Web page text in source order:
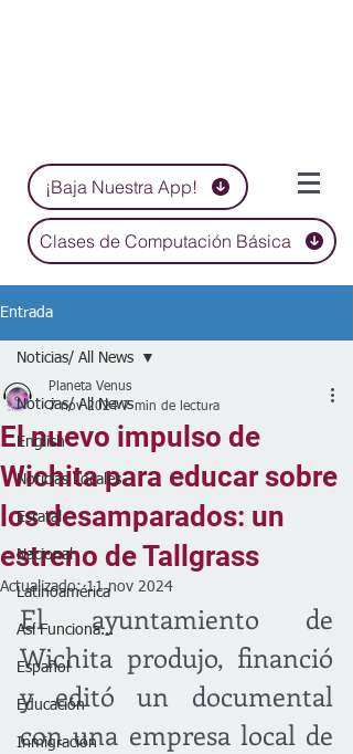
¡Baja Nuestra App!
Clases de Computación Básica
Entrada
Noticias/ All News
English
Noticias Locales
Estatal
Nacional
Latinoamérica
Así Funciona...
Español
Educación
Inmigración
Noticias/ All News
El nuevo impulso de
Wichita para educar sobre
los desamparados: un
estreno de Tallgrass
Planeta Venus
7 nov 2024 7 min de lectura
Actualizado:11 nov 2024
El ayuntamiento de
Wichita produjo, financió
y editó un documental
con una empresa local de